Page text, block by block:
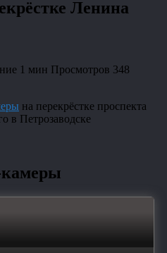
Ленина
1 мин Просмотров 348
на перекрёстке проспекта
в Петрозаводске
камеры